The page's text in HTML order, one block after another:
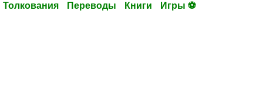
Толкования Переводы Книги Игры ⚽